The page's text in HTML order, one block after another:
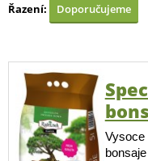
Řazení:
Doporučujeme
Vysoce